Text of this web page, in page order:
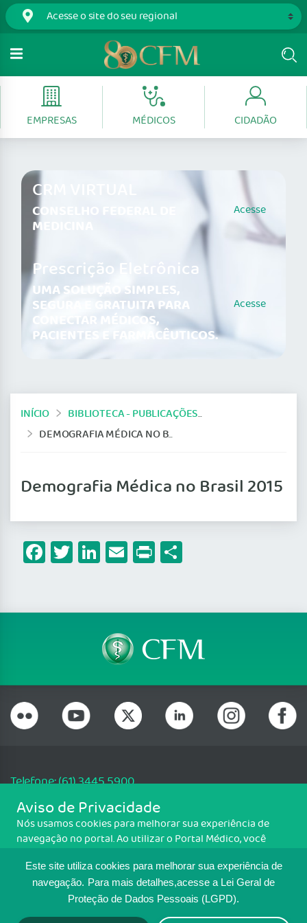
Este site utiliza cookies para melhorar sua experiência de
navegação. Para mais detalhes,acesse a Lei Geral de
Proteção de Dados Pessoais (LGPD).
EMPRESAS MÉDICOS CIDADÃO
CRM VIRTUAL
CONSELHO FEDERAL DE
MEDICINA
Acesse
Prescrição Eletrônica
UMA SOLUÇÃO SIMPLES,
SEGURA E GRATUITA PARA
CONECTAR MÉDICOS,
PACIENTES E FARMACÊUTICOS.
Acesse
INÍCIO
BIBLIOTECA - PUBLICAÇÕES DO CFM
DEMOGRAFIA MÉDICA NO BRASIL 2015
Demografia Médica no Brasil 2015
Facebook
Twitter
LinkedIn
Email
Print
Telefone: (61) 3445 5900
Email: cfm@portalmedico.org.br
SGAS 616, Conjunto D, Lote 115, L2 Sul, Brasília/DF - CEP: 70200-760 -
CNPJ: 33.583.550/0001-30
MAPA DO SITE
Aviso de Privacidade
Nós usamos cookies para melhorar sua experiência de
navegação no portal. Ao utilizar o Portal Médico, você
Para ter mais informações sobre como isso é feito, acesse
Política de cookies. Se você concorda, clique em ACEITO.